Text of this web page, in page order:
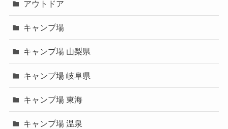
アウトドア
キャンプ場
キャンプ場 山梨県
キャンプ場 岐阜県
キャンプ場 東海
キャンプ場 温泉